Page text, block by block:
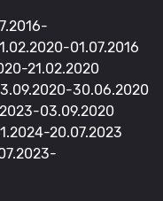
01.07.2016
21.02.2020
30.06.2020
03.09.2020
20.07.2023